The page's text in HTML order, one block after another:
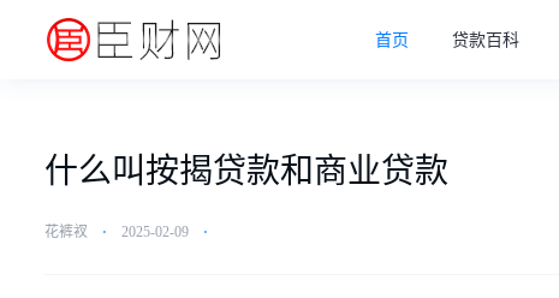
首页 贷款百科
什么叫按揭贷款和商业贷款
花裤衩 ⋅ 2025-02-09 ⋅